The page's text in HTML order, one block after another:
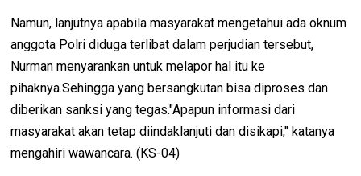
Namun, lanjutnya apabila masyarakat mengetahui ada oknum
anggota Polri diduga terlibat dalam perjudian tersebut,
Nurman menyarankan untuk melapor hal itu ke
pihaknya.Sehingga yang bersangkutan bisa diproses dan
diberikan sanksi yang tegas."Apapun informasi dari
masyarakat akan tetap diindaklanjuti dan disikapi," katanya
mengahiri wawancara. (KS-04)